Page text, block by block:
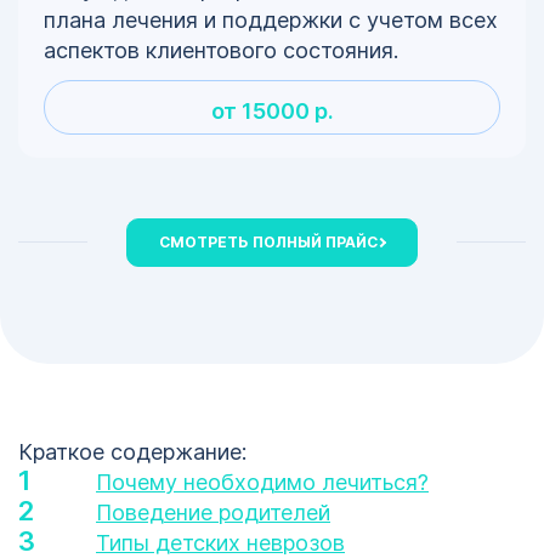
плана лечения и поддержки с учетом всех
аспектов клиентового состояния.
от 15000 р.
СМОТРЕТЬ ПОЛНЫЙ ПРАЙС
Краткое содержание:
Почему необходимо лечиться?
Поведение родителей
Типы детских неврозов